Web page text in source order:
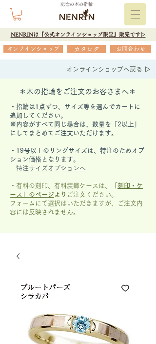
記念の木の指輪
NENRINは『公式オンラインショップ限定』販売です▷
オンラインショップ カタログ お問合わせ
オンラインショップへ戻る ▷
＊木の指輪をご注文のお客さまへ＊
・指輪は1点ずつ、サイズ等を選んでカートに
追加してください。
※内容がすべて同じ場合は、数量を「2以上」
にしてまとめてご注文いただけます。
​・19号以上のリングサイズは、特注のためオプ
ション価格となります。
特注サイズオプションへ
・有料の刻印、有料装飾ケースは、
刻印・ケ
ース」のページ より ご注文ください。
フォームにて選択はいただきますが、
ご注文内
容には反映されません。